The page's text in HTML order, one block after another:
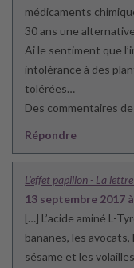
médicaments
30 ans une
Ai le sentiment que
intolérance à des
tolérées…
Des commentaires
Répondre
L'effet papillon - La
13 septembre 2017
[…] L’acide aminé L-
bananes, les
sésame et les